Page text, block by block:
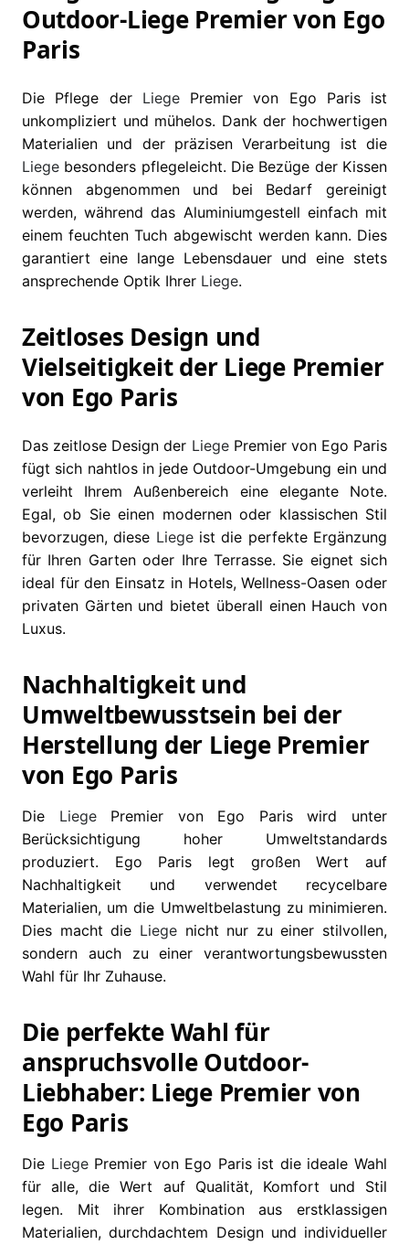
Outdoor-Liege Premier von Ego
Paris
Die Pflege der LiegePremier von Ego Paris ist
unkompliziert und mühelos. Dank der hochwertigen
Materialien und der präzisen Verarbeitung ist die
Liege besonders pflegeleicht. Die Bezüge der Kissen
können abgenommen und bei Bedarf gereinigt
werden, während das Aluminiumgestell einfach mit
einem feuchten Tuch abgewischt werden kann. Dies
garantiert eine lange Lebensdauer und eine stets
ansprechende Optik Ihrer Liege.
Zeitloses Design und
Vielseitigkeit der Liege Premier
von Ego Paris
Das zeitlose Design der LiegePremier von Ego Paris
fügt sich nahtlos in jede Outdoor-Umgebung ein und
verleiht Ihrem Außenbereich eine elegante Note.
Egal, ob Sie einen modernen oder klassischen Stil
bevorzugen, diese Liegeist die perfekte Ergänzung
für Ihren Garten oder Ihre Terrasse. Sie eignet sich
ideal für den Einsatz in Hotels, Wellness-Oasen oder
privaten Gärten und bietet überall einen Hauch von
Luxus.
Nachhaltigkeit und
Umweltbewusstsein bei der
Herstellung der Liege Premier
von Ego Paris
Die LiegePremier von Ego Paris wird unter
Berücksichtigung hoher Umweltstandards
produziert. Ego Paris legt großen Wert auf
Nachhaltigkeit und verwendet recycelbare
Materialien, um die Umweltbelastung zu minimieren.
Dies macht die Liegenicht nur zu einer stilvollen,
sondern auch zu einer verantwortungsbewussten
Wahl für Ihr Zuhause.
Die perfekte Wahl für
anspruchsvolle Outdoor-
Liebhaber: Liege Premier von
Ego Paris
Die LiegePremier von Ego Paris ist die ideale Wahl
für alle, die Wert auf Qualität, Komfort und Stil
legen. Mit ihrer Kombination aus erstklassigen
Materialien, durchdachtem Design und individueller